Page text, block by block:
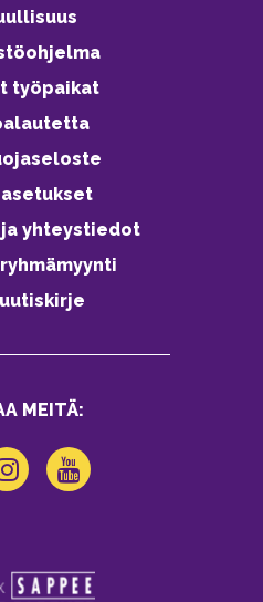
työpaikat
yhteystiedot
MEITÄ: